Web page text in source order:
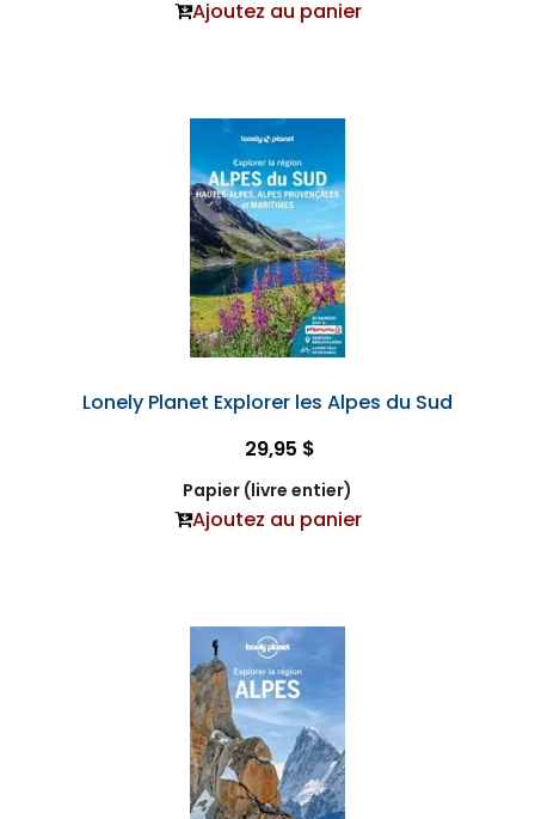
Ajoutez au panier
Lonely Planet Explorer les Alpes du Sud
29,95 $
Papier (livre entier)
Ajoutez au panier